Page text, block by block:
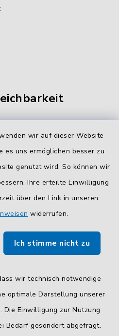
wir auf dieser Website
es uns ermöglichen besser zu
genutzt wird. So können wir
Ihre erteilte Einwilligung
über den Link in unseren
widerrufen.
Ich stimme nicht zu
wir technisch notwendige
optimale Darstellung unserer
Die Einwilligung zur Nutzung
Bedarf gesondert abgefragt.
unserer Mitarbeiterinnen
hier.
mit BayernID verwenden.